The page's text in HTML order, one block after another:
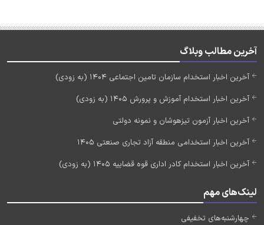
آخرین مطالب وبلاگ
آخرین اخبار استخدام سازمان تامین اجتماعی 1404 (به زودی)
آخرین اخبار استخدام آموزش و پرورش 1405 (به زودی)
آخرین اخبار آزمون تیزهوشان و نمونه دولتی
آخرین اخبار استخدامی منطقه آزاد تجاری صنعتی 1405
آخرین اخبار استخدام کادر اداری قوه قضاییه 1405 (به زودی)
لینک‌های مهم
چهارشنبه‌های تخفیفی